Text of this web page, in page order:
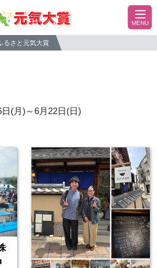
るさと元気大賞
(月)～6月22日(日)